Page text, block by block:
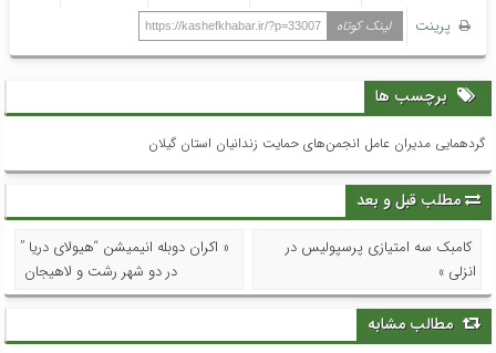
پرینت
لینک کوتاه https://kashefkhabar.ir/?p=33007
برچسب ها
گردهمایی مدیران عامل انجمن‌های حمایت زندانیان استان گیلان
مطلب قبل و بعد
کامبک سه امتیازی پرسپولیس در
انزلی »
« اکران دوبله انیمیشن “هیولای دریا ”
در دو شهر رشت و لاهیجان
مطالب مشابه